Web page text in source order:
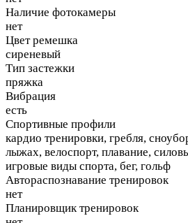
Наличие фотокамеры
нет
Цвет ремешка
сиреневый
Тип застежки
пряжка
Вибрация
есть
Спортивные профили
кардио тренировки, гребля,
лыжах, велоспорт, плавание,
игровые виды спорта, бег, гольф
Автораспознавание тренировок
нет
Планировщик тренировок